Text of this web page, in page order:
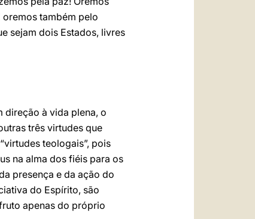
também pelo
sejam dois Estados, livres
direção à vida plena, o
três virtudes que
teologais”, pois
na alma dos fiéis para os
presença e da ação do
do Espírito, são
apenas do próprio